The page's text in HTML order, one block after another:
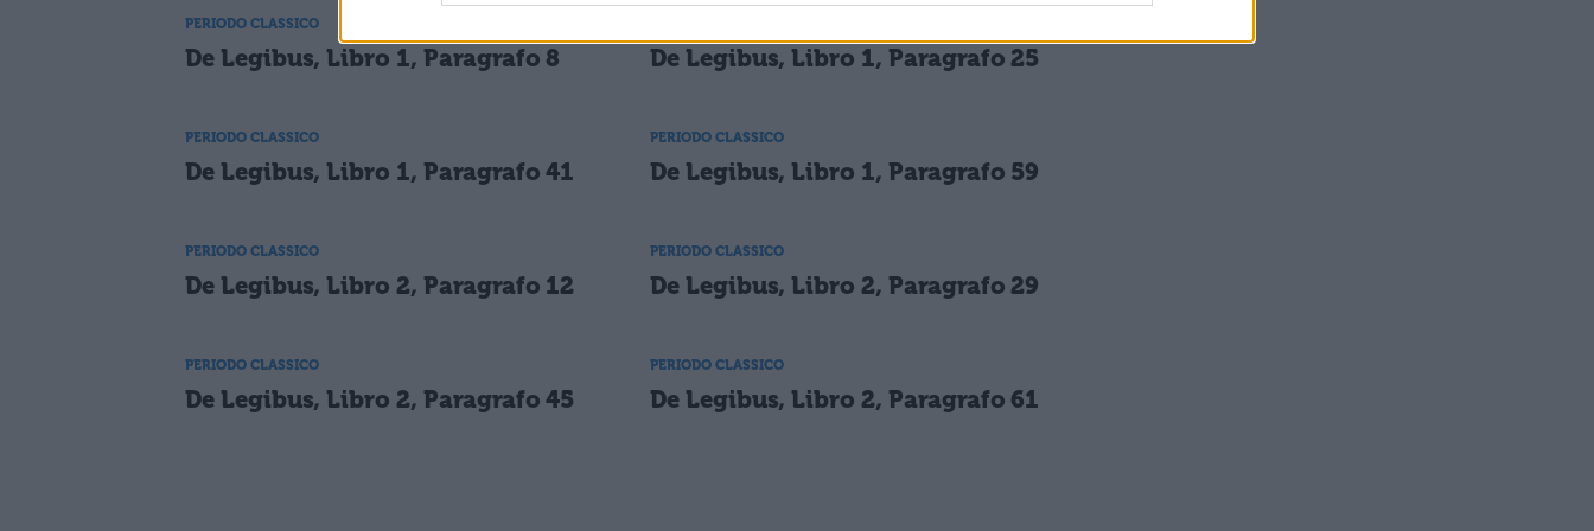
PERIODO CLASSICO
De Legibus, Libro 1, Paragrafo 8 De Legibus, Libro 1, Paragrafo 25
PERIODO CLASSICO
De Legibus, Libro 1, Paragrafo 41
PERIODO CLASSICO
De Legibus, Libro 1, Paragrafo 59
PERIODO CLASSICO
De Legibus, Libro 2, Paragrafo 12
PERIODO CLASSICO
De Legibus, Libro 2, Paragrafo 29
PERIODO CLASSICO
De Legibus, Libro 2, Paragrafo 45
PERIODO CLASSICO
De Legibus, Libro 2, Paragrafo 61